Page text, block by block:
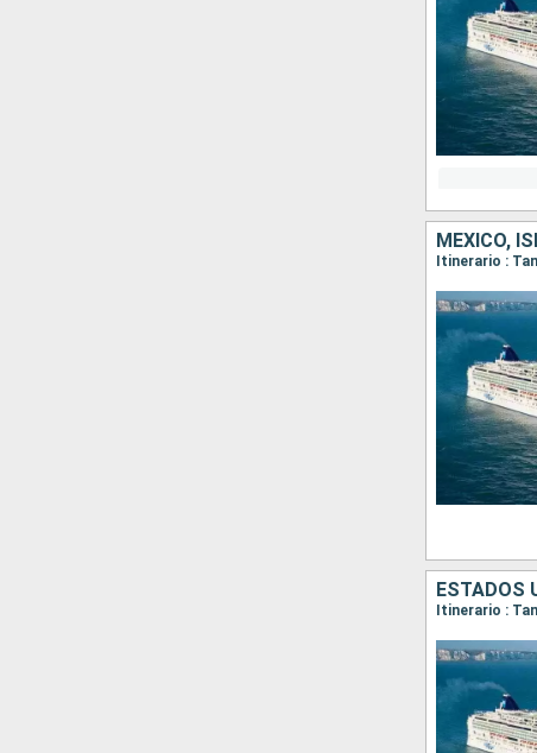
MÉXICO,
Itinerario :